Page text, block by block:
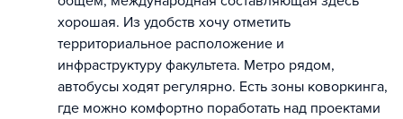
хорошая. Из удобств хочу отметить
территориальное расположение и
инфраструктуру факультета. Метро рядом,
автобусы ходят регулярно. Есть зоны коворкинга,
где можно комфортно поработать над проектами